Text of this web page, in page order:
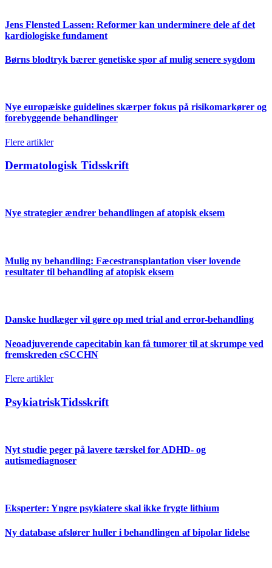
Jens Flensted Lassen: Reformer kan underminere dele af det
kardiologiske fundament
Børns blodtryk bærer genetiske spor af mulig senere sygdom
Nye europæiske guidelines skærper fokus på risikomarkører og
forebyggende behandlinger
Flere artikler
Dermatologisk Tidsskrift
Nye strategier ændrer behandlingen af atopisk eksem
Mulig ny behandling: Fæcestransplantation viser lovende
resultater til behandling af atopisk eksem
Danske hudlæger vil gøre op med trial and error-behandling
Neoadjuverende capecitabin kan få tumorer til at skrumpe ved
fremskreden cSCCHN
Flere artikler
PsykiatriskTidsskrift
Nyt studie peger på lavere tærskel for ADHD- og
autismediagnoser
Eksperter: Yngre psykiatere skal ikke frygte lithium
Ny database afslører huller i behandlingen af bipolar lidelse